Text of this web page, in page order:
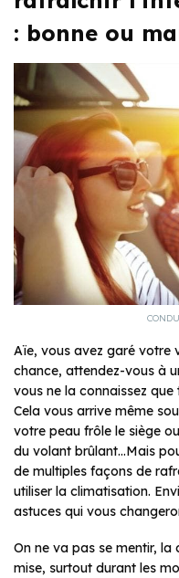
: bonne ou
Aïe, vous avez garé votre
chance, attendez-vous à
vous ne la connaissez
Cela vous arrive même
votre peau frôle le siège
du volant brûlant…Mais
de multiples façons de
utiliser la climatisation.
astuces qui vous
On ne va pas se mentir,
mise, surtout durant les